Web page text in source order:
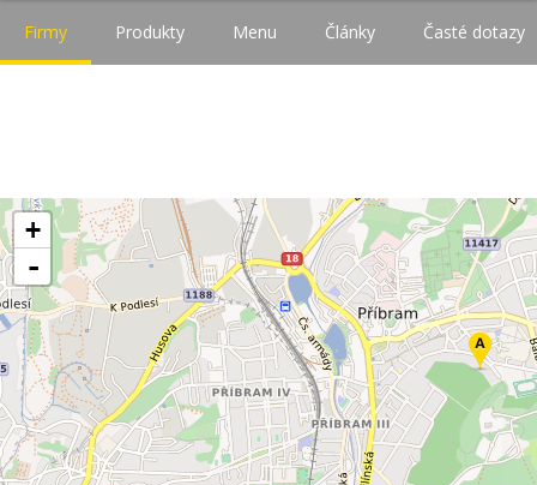
Firmy Produkty Menu Články Časté dotazy
+
-